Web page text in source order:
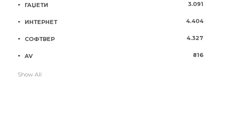
ГАЏЕТИ 3.091
ИНТЕРНЕТ 4.404
СОФТВЕР 4.327
AV 816
Show All